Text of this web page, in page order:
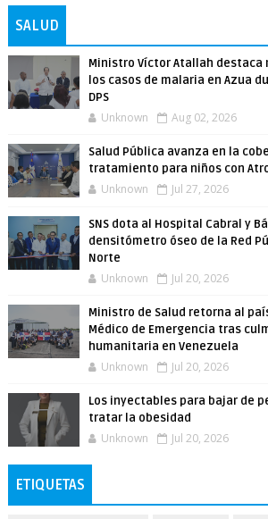
SALUD
Ministro Víctor Atallah destaca
los casos de malaria en Azua
DPS
Unknown Aug 02, 2026
Salud Pública avanza en la
tratamiento para niños con
Unknown Jul 27, 2026
SNS dota al Hospital Cabral y
densitómetro óseo de la Red
Norte
Unknown Jul 20, 2026
Ministro de Salud retorna al
Médico de Emergencia tras
humanitaria en Venezuela
Unknown Jul 20, 2026
Los inyectables para bajar de
tratar la obesidad
Unknown Jul 20, 2026
ETIQUETAS